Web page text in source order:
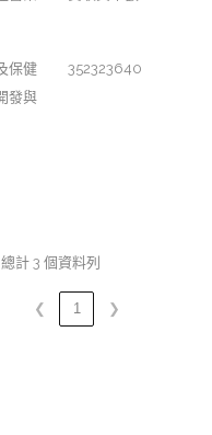
保健
發與
352323640
計 3 個資料列
❮ 1 ❯